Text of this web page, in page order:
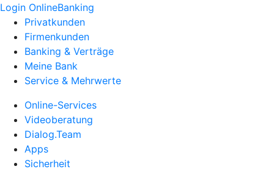
Login OnlineBanking
Privatkunden
Firmenkunden
Banking & Verträge
Meine Bank
Service & Mehrwerte
Online-Services
Videoberatung
Dialog.Team
Apps
Sicherheit